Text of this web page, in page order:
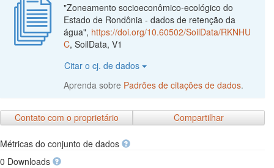
"Zoneamento socioeconômico-ecológico do
Estado de Rondônia - dados de retenção da
água", https://doi.org/10.60502/SoilData/RKNHU
C, SoilData, V1
Citar o cj. de dados
Aprenda sobre Padrões de citações de dados.
Contato com o proprietário Compartilhar
Métricas do conjunto de dados
0 Downloads